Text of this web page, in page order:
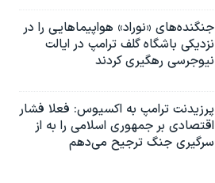
جنگنده‌های «نوراد» هواپیماهایی را در
نزدیکی باشگاه گلف ترامپ در ایالت
نیوجرسی رهگیری کردند
پرزیدنت ترامپ به اکسیوس: فعلا فشار
اقتصادی بر جمهوری اسلامی را به از
سرگیری جنگ ترجیح می‌دهم